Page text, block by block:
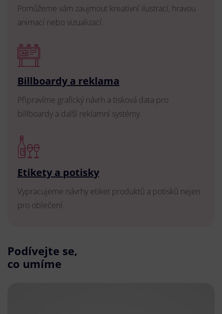
Pomůžeme vám zaujmout kreativní ilustrací, hravou
animací nebo vizualizací.
Billboardy a reklama
Připravíme grafický návrh a tisková data pro
billboardy a další reklamní systémy.
Etikety a potisky
Vypracujeme návrhy etiket produktů a potisků nejen
pro oblečení.
Podívejte se,
co umíme